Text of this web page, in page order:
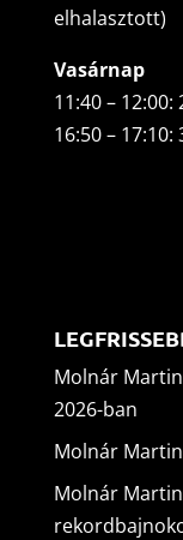
elhalasztott)
Vasárnap
11:40 – 12:00:
16:50 – 17:10:
Molnár
2026-ban
Molnár
Molnár